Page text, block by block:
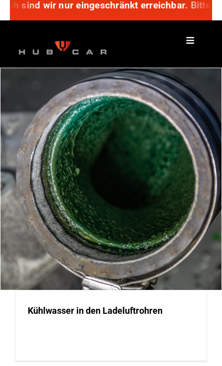
Zum
springen
sind wir nur eingeschränkt erreichbar. Bitte
Kühlwasser in den Ladeluftrohren